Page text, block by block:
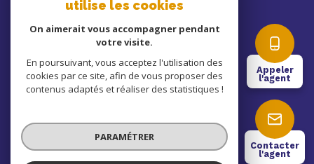
Appeler
l'agent
Contacter
l'agent
Cookies
© 2026 | Tous droits réservés
utilise les cookies
On aimerait vous accompagner pendant
votre visite.
En poursuivant, vous acceptez l'utilisation des
cookies par ce site, afin de vous proposer des
contenus adaptés et réaliser des statistiques !
PARAMÉTRER